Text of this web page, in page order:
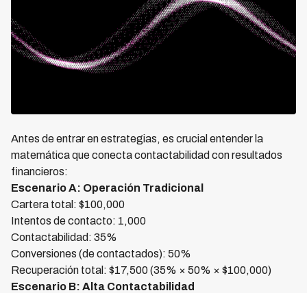
Antes de entrar en estrategias, es crucial entender la
matemática que conecta contactabilidad con resultados
financieros:
Escenario A: Operación Tradicional
Cartera total: $100,000
Intentos de contacto: 1,000
Contactabilidad: 35%
Conversiones (de contactados): 50%
Recuperación total: $17,500 (35% × 50% × $100,000)
Escenario B: Alta Contactabilidad